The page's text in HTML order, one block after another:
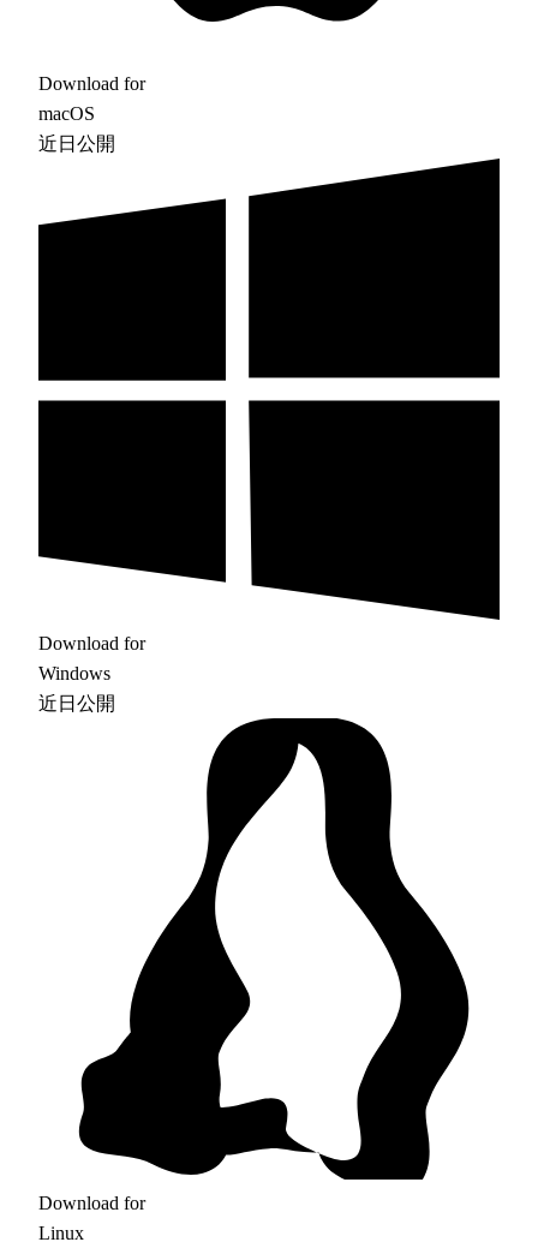
Download for
macOS
近日公開
Download for
Windows
近日公開
Download for
Linux